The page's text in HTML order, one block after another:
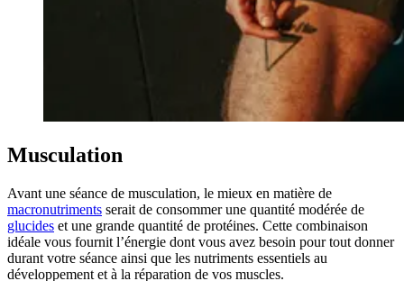
Musculation
Avant une séance de musculation, le mieux en matière de
macronutriments serait de consommer une quantité modérée de
glucides et une grande quantité de protéines. Cette combinaison
idéale vous fournit l’énergie dont vous avez besoin pour tout donner
durant votre séance ainsi que les nutriments essentiels au
développement et à la réparation de vos muscles.